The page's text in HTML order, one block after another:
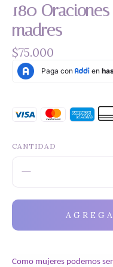
180
madres
$75.000
CANTIDAD
Como mujeres podemos